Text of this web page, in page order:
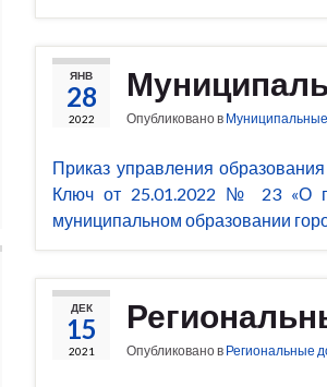
ЯНВ
28
2022 Опубликовано в
Приказ управления
Ключ от 25.01.2022 № 23 «О
муниципальном образовании
ДЕК
15
2021 Опубликовано в Региональные